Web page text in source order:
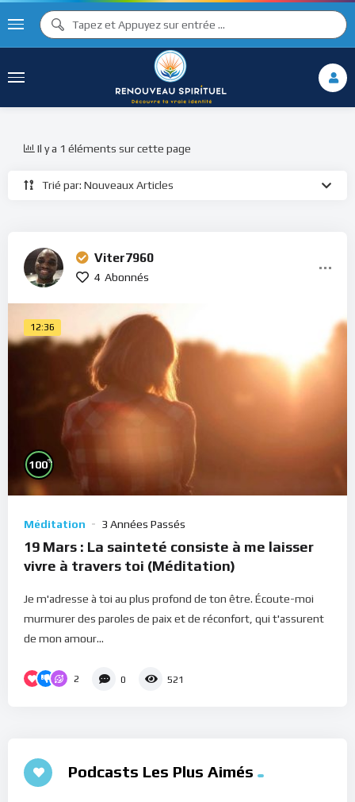
Trié par: Nouveaux Articles
Il y a 1 éléments sur cette page
Viter7960
4 Abonnés
12:36
100%
Méditation 3 Années Passés
19 Mars : La sainteté consiste à me laisser
vivre à travers toi (Méditation)
Je m'adresse à toi au plus profond de ton être. Écoute-moi
murmurer des paroles de paix et de réconfort, qui t'assurent
de mon amour...
2 0 521
Podcasts Les Plus Aimés